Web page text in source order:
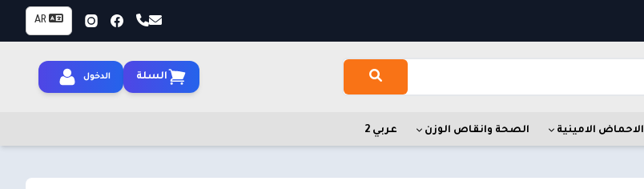
السلة الدخول
الاحماض الامينية الصحة وانقاص الوزن عربي 2